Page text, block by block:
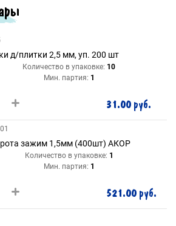
д/плитки 2,5 мм, уп. 200 шт
Количество в упаковке: 10
Мин. партия: 1
31.00 руб.
зажим 1,5мм (400шт) АКОР
Количество в упаковке: 1
Мин. партия: 1
521.00 руб.